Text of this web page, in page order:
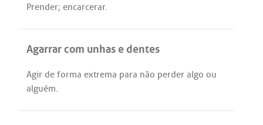
Prender; encarcerar.
Agarrar com unhas e dentes
Agir de forma extrema para não perder algo ou
alguém.